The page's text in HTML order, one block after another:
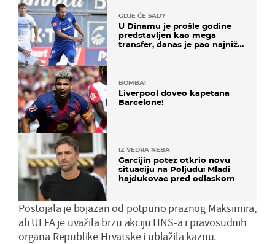
GDJE ĆE SAD?
U Dinamu je prošle godine
predstavljen kao mega
transfer, danas je pao najniže
BOMBA!
Liverpool doveo kapetana
Barcelone!
IZ VEDRA NEBA
Garcijin potez otkrio novu
situaciju na Poljudu: Mladi
hajdukovac pred odlaskom
Postojala je bojazan od potpuno praznog Maksimira,
ali UEFA je uvažila brzu akciju HNS-a i pravosudnih
organa Republike Hrvatske i ublažila kaznu.